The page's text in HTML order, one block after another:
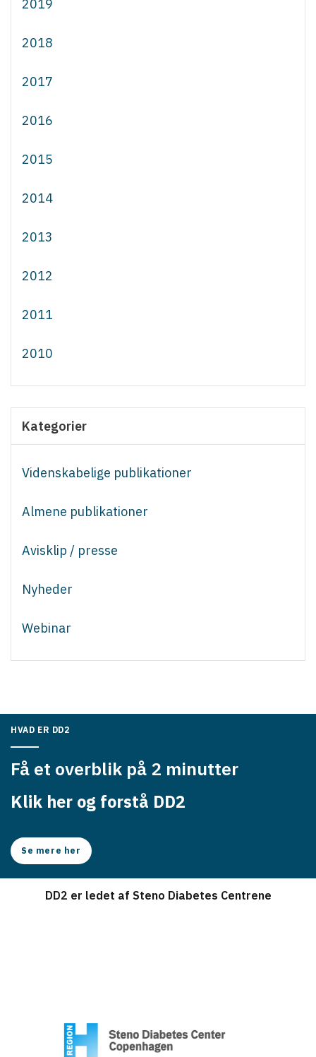
2019
2018
2017
2016
2015
2014
2013
2012
2011
2010
Kategorier
Videnskabelige publikationer
Almene publikationer
Avisklip / presse
Nyheder
Webinar
HVAD ER DD2
Få et overblik på 2 minutter
Klik her og forstå DD2
Se mere her
DD2 er ledet af Steno Diabetes Centrene